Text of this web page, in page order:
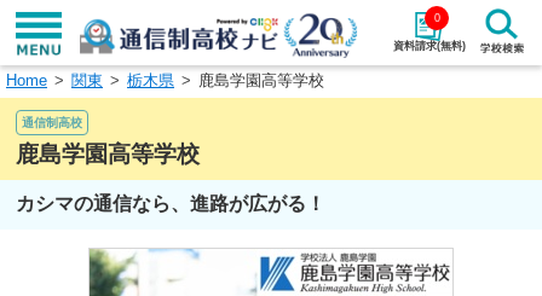
資料請求(無料)
0
学校名で探す
エリアから探す
エリアを選択して探す
Home 関東 栃木県 鹿島学園高等学校
通信制高校
鹿島学園高等学校
カシマの通信なら、進路が広がる！